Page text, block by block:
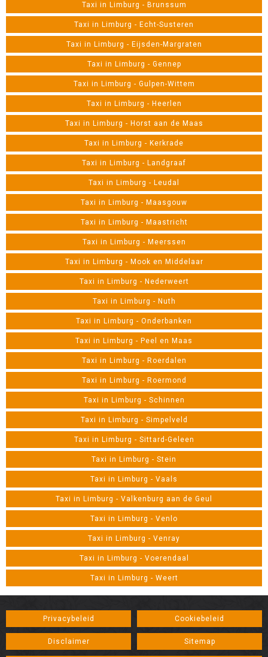
Taxi in Limburg - Brunssum
Taxi in Limburg - Echt-Susteren
Taxi in Limburg - Eijsden-Margraten
Taxi in Limburg - Gennep
Taxi in Limburg - Gulpen-Wittem
Taxi in Limburg - Heerlen
Taxi in Limburg - Horst aan de Maas
Taxi in Limburg - Kerkrade
Taxi in Limburg - Landgraaf
Taxi in Limburg - Leudal
Taxi in Limburg - Maasgouw
Taxi in Limburg - Maastricht
Taxi in Limburg - Meerssen
Taxi in Limburg - Mook en Middelaar
Taxi in Limburg - Nederweert
Taxi in Limburg - Nuth
Taxi in Limburg - Onderbanken
Taxi in Limburg - Peel en Maas
Taxi in Limburg - Roerdalen
Taxi in Limburg - Roermond
Taxi in Limburg - Schinnen
Taxi in Limburg - Simpelveld
Taxi in Limburg - Sittard-Geleen
Taxi in Limburg - Stein
Taxi in Limburg - Vaals
Taxi in Limburg - Valkenburg aan de Geul
Taxi in Limburg - Venlo
Taxi in Limburg - Venray
Taxi in Limburg - Voerendaal
Taxi in Limburg - Weert
Privacybeleid Cookiebeleid
Disclaimer Sitemap